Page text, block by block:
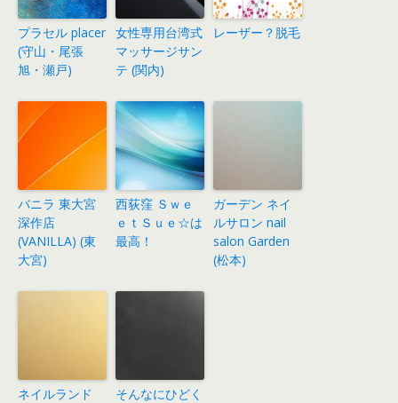
プラセル placer
(守山・尾張
旭・瀬戸)
女性専用台湾式
マッサージサン
テ (関内)
レーザー？脱毛
バニラ 東大宮
深作店
(VANILLA) (東
大宮)
西荻窪 Ｓｗｅ
ｅｔＳｕｅ☆は
最高！
ガーデン ネイ
ルサロン nail
salon Garden
(松本)
ネイルランド
そんなにひどく